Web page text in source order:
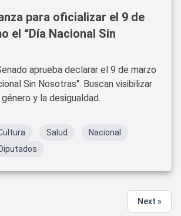
para oficializar el 9 de
el “Día Nacional Sin
aprueba declarar el 9 de marzo
Sin Nosotras". Buscan visibilizar
y la desigualdad.
Salud
Nacional
Diputados
Next »